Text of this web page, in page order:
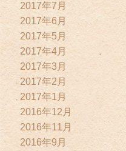
2017年7月
2017年6月
2017年5月
2017年4月
2017年3月
2017年2月
2017年1月
2016年12月
2016年11月
2016年9月